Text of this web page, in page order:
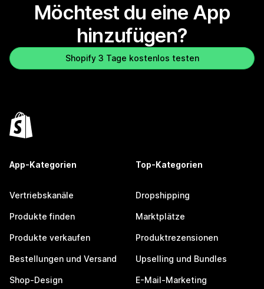
Möchtest du eine App
hinzufügen?
Shopify 3 Tage kostenlos testen
App-Kategorien
Vertriebskanäle
Produkte finden
Produkte verkaufen
Bestellungen und Versand
Shop-Design
Top-Kategorien
Dropshipping
Marktplätze
Produktrezensionen
Upselling und Bundles
E-Mail-Marketing